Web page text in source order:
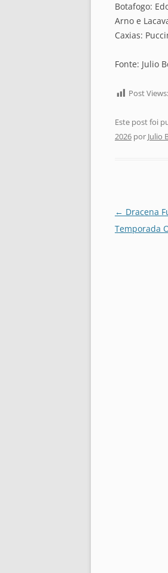
Botafogo:
Arno e
Caxias:
Fonte: Julio
Post Views:
Este post foi
2026 por Julio
Navegação
de
← Dracena
Temporada